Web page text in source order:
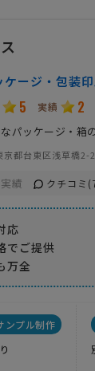
ケージ・包装
5 実績 2
パッケージ・箱
京都台東区浅草橋2-
実績 クチコミ
応
でご提供
万全
ンプル制作